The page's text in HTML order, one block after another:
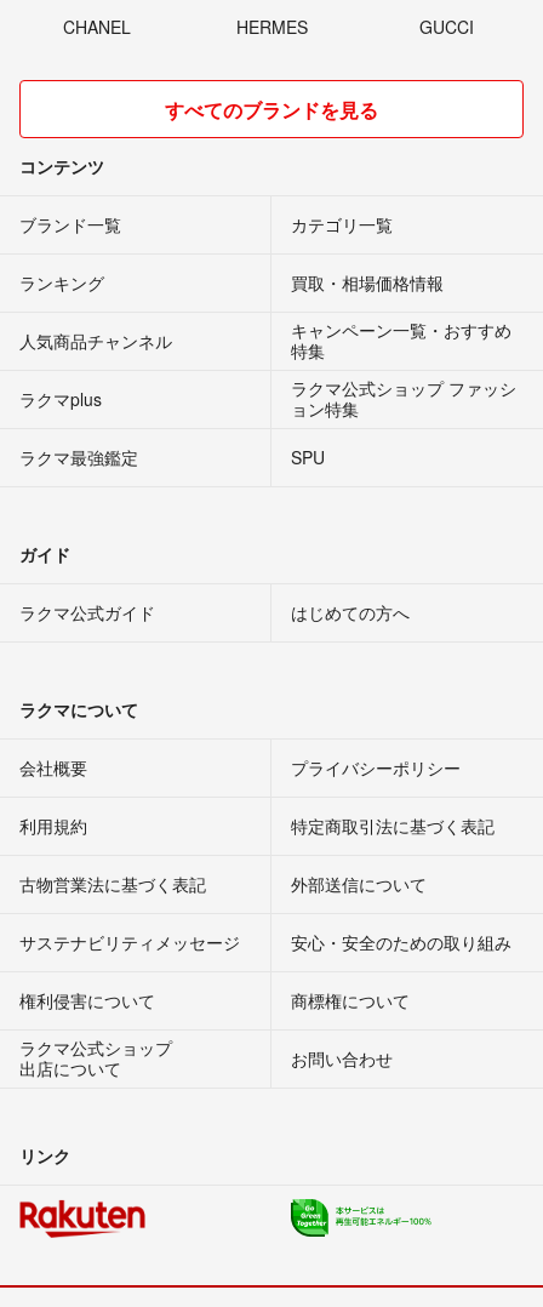
CHANEL HERMES GUCCI
すべてのブランドを見る
コンテンツ
ブランド一覧 カテゴリ一覧
ランキング 買取・相場価格情報
人気商品チャンネル
キャンペーン一覧・おすすめ
特集
ラクマplus
ラクマ公式ショップ ファッシ
ョン特集
ラクマ最強鑑定
SPU
ガイド
ラクマ公式ガイド はじめての方へ
ラクマについて
会社概要 プライバシーポリシー
利用規約 特定商取引法に基づく表記
古物営業法に基づく表記 外部送信について
サステナビリティメッセージ 安心・安全のための取り組み
権利侵害について
商標権について
ラクマ公式ショップ
出店について
お問い合わせ
リンク